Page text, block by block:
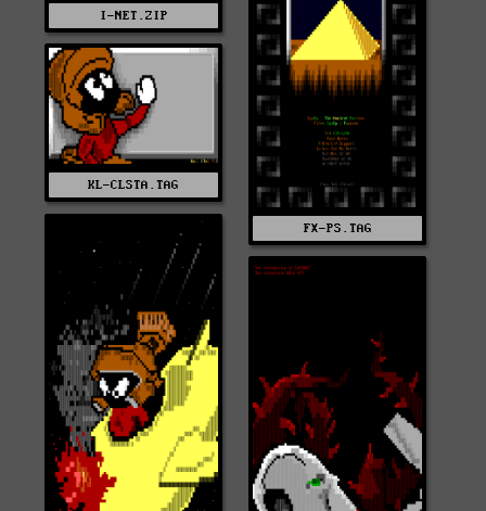
FX-PS.TAG
I-NET.ZIP
KL-CLSTA.TAG